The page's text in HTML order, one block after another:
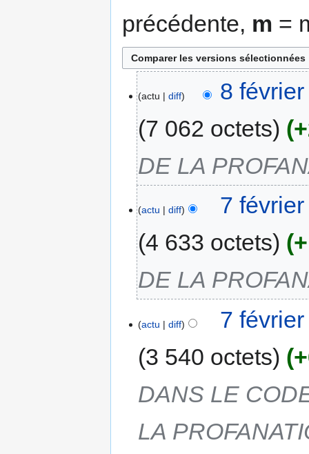
précédente, m =
actu diff
8
7 062 octets
DE LA
actu diff
7
4 633 octets
DE LA
actu diff
7
3 540 octets
DANS LE
LA